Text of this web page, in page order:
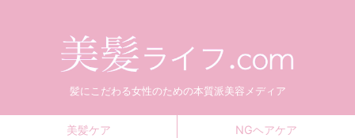
髪にこだわる女性のための本質派美容メディア
美髪ケア NGヘアケア